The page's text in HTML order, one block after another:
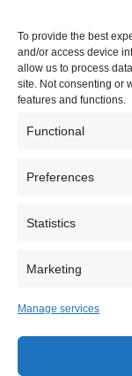
To provide the best
and/or access device
allow us to process
site. Not consenting or
features and functions.
Functional
Preferences
Statistics
Marketing
Manage services
Dešavanja
Kontakt
Misija sajta Sve o
Sva prava